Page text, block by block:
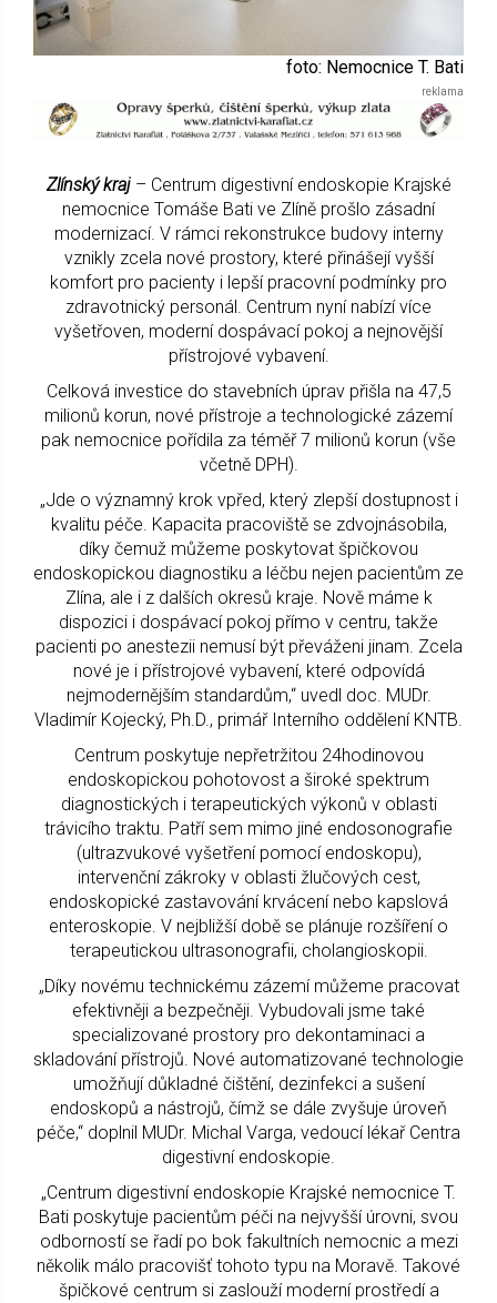
foto: Nemocnice T. Bati
Zlínský kraj – Centrum digestivní endoskopie Krajské
nemocnice Tomáše Bati ve Zlíně prošlo zásadní
modernizací. V rámci rekonstrukce budovy interny
vznikly zcela nové prostory, které přinášejí vyšší
komfort pro pacienty i lepší pracovní podmínky pro
zdravotnický personál. Centrum nyní nabízí více
vyšetřoven, moderní dospávací pokoj a nejnovější
přístrojové vybavení.
Celková investice do stavebních úprav přišla na 47,5
milionů korun, nové přístroje a technologické zázemí
pak nemocnice pořídila za téměř 7 milionů korun (vše
včetně DPH).
„Jde o významný krok vpřed, který zlepší dostupnost i
kvalitu péče. Kapacita pracoviště se zdvojnásobila,
díky čemuž můžeme poskytovat špičkovou
endoskopickou diagnostiku a léčbu nejen pacientům ze
Zlína, ale i z dalších okresů kraje. Nově máme k
dispozici i dospávací pokoj přímo v centru, takže
pacienti po anestezii nemusí být převáženi jinam. Zcela
nové je i přístrojové vybavení, které odpovídá
nejmodernějším standardům,“ uvedl doc. MUDr.
Vladimír Kojecký, Ph.D., primář Interního oddělení KNTB.
Centrum poskytuje nepřetržitou 24hodinovou
endoskopickou pohotovost a široké spektrum
diagnostických i terapeutických výkonů v oblasti
trávicího traktu. Patří sem mimo jiné endosonografie
(ultrazvukové vyšetření pomocí endoskopu),
intervenční zákroky v oblasti žlučových cest,
endoskopické zastavování krvácení nebo kapslová
enteroskopie. V nejbližší době se plánuje rozšíření o
terapeutickou ultrasonografii, cholangioskopii.
„Díky novému technickému zázemí můžeme pracovat
efektivněji a bezpečněji. Vybudovali jsme také
specializované prostory pro dekontaminaci a
skladování přístrojů. Nové automatizované technologie
umožňují důkladné čištění, dezinfekci a sušení
endoskopů a nástrojů, čímž se dále zvyšuje úroveň
péče,“ doplnil MUDr. Michal Varga, vedoucí lékař Centra
digestivní endoskopie.
„Centrum digestivní endoskopie Krajské nemocnice T.
Bati poskytuje pacientům péči na nejvyšší úrovni, svou
odborností se řadí po bok fakultních nemocnic a mezi
několik málo pracovišť tohoto typu na Moravě. Takové
špičkové centrum si zaslouží moderní prostředí a